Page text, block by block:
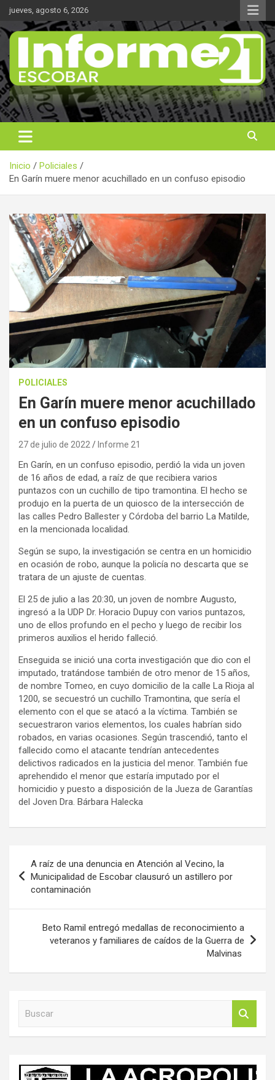
Saltar
contenido
jueves, agosto 6, 2026
Informe 21
Noticas reales
Inicio
Policiales
En Garín muere menor acuchillado en un confuso episodio
POLICIALES
En Garín muere menor acuchillado
en un confuso episodio
27 de julio de 2022 Informe 21
En Garín, en un confuso episodio, perdió la vida un joven
de 16 años de edad, a raíz de que recibiera varios
puntazos con un cuchillo de tipo tramontina. El hecho se
produjo en la puerta de un quiosco de la intersección de
las calles Pedro Ballester y Córdoba del barrio La Matilde,
en la mencionada localidad.
Según se supo, la investigación se centra en un homicidio
en ocasión de robo, aunque la policía no descarta que se
tratara de un ajuste de cuentas.
El 25 de julio a las 20:30, un joven de nombre Augusto,
ingresó a la UDP Dr. Horacio Dupuy con varios puntazos,
uno de ellos profundo en el pecho y luego de recibir los
primeros auxilios el herido falleció.
Enseguida se inició una corta investigación que dio con el
imputado, tratándose también de otro menor de 15 años,
de nombre Tomeo, en cuyo domicilio de la calle La Rioja al
1200, se secuestró un cuchillo Tramontina, que sería el
elemento con el que se atacó a la víctima. También se
secuestraron varios elementos, los cuales habrían sido
robados, en varias ocasiones. Según trascendió, tanto el
fallecido como el atacante tendrían antecedentes
delictivos radicados en la justicia del menor. También fue
aprehendido el menor que estaría imputado por el
homicidio y puesto a disposición de la Jueza de Garantías
del Joven Dra. Bárbara Halecka
de
entradas
A raíz de una denuncia en Atención al Vecino, la
Municipalidad de Escobar clausuró un astillero por
contaminación
Beto Ramil entregó medallas de reconocimiento a
veteranos y familiares de caídos de la Guerra de
Malvinas
r